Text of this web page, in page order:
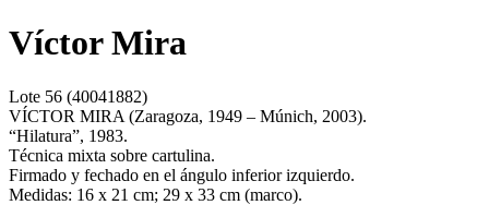
Víctor Mira
Lote 56 (40041882)
VÍCTOR MIRA (Zaragoza, 1949 – Múnich, 2003).
“Hilatura”, 1983.
Técnica mixta sobre cartulina.
Firmado y fechado en el ángulo inferior izquierdo.
Medidas: 16 x 21 cm; 29 x 33 cm (marco).